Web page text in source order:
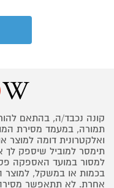
קונה נכבד/ה, בהתאם
תמורה, במעמד מסירת
ואלקטרונית דומה
תימסר למוביל שיספק
למסור במועד האספקה
בכמות או במשקל, למוצר
אחרת. לא תתאפשר